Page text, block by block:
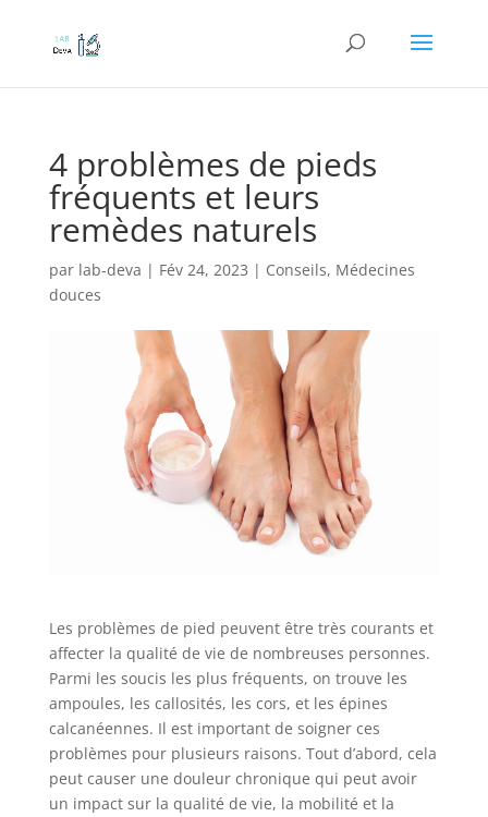
4 problèmes de pieds
fréquents et leurs
remèdes naturels
par lab-deva | Fév 24, 2023 | Conseils, Médecines
douces
Les problèmes de pied peuvent être très courants et
affecter la qualité de vie de nombreuses personnes.
Parmi les soucis les plus fréquents, on trouve les
ampoules, les callosités, les cors, et les épines
calcanéennes. Il est important de soigner ces
problèmes pour plusieurs raisons. Tout d’abord, cela
peut causer une douleur chronique qui peut avoir
un impact sur la qualité de vie, la mobilité et la